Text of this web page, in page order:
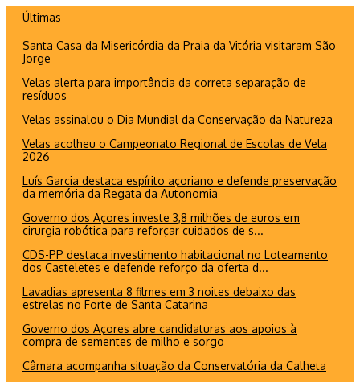
conteúdo
Últimas
Santa Casa da Misericórdia da Praia da Vitória visitaram São
Jorge
Velas alerta para importância da correta separação de
resíduos
Velas assinalou o Dia Mundial da Conservação da Natureza
Velas acolheu o Campeonato Regional de Escolas de Vela
2026
Luís Garcia destaca espírito açoriano e defende preservação
da memória da Regata da Autonomia
Governo dos Açores investe 3,8 milhões de euros em
cirurgia robótica para reforçar cuidados de s...
CDS-PP destaca investimento habitacional no Loteamento
dos Casteletes e defende reforço da oferta d...
Lavadias apresenta 8 filmes em 3 noites debaixo das
estrelas no Forte de Santa Catarina
Governo dos Açores abre candidaturas aos apoios à
compra de sementes de milho e sorgo
Câmara acompanha situação da Conservatória da Calheta